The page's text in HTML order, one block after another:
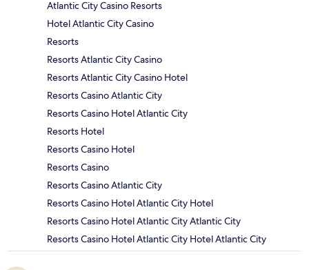
Atlantic City Casino Resorts
Hotel Atlantic City Casino
Resorts
Resorts Atlantic City Casino
Resorts Atlantic City Casino Hotel
Resorts Casino Atlantic City
Resorts Casino Hotel Atlantic City
Resorts Hotel
Resorts Casino Hotel
Resorts Casino
Resorts Casino Atlantic City
Resorts Casino Hotel Atlantic City Hotel
Resorts Casino Hotel Atlantic City Atlantic City
Resorts Casino Hotel Atlantic City Hotel Atlantic City